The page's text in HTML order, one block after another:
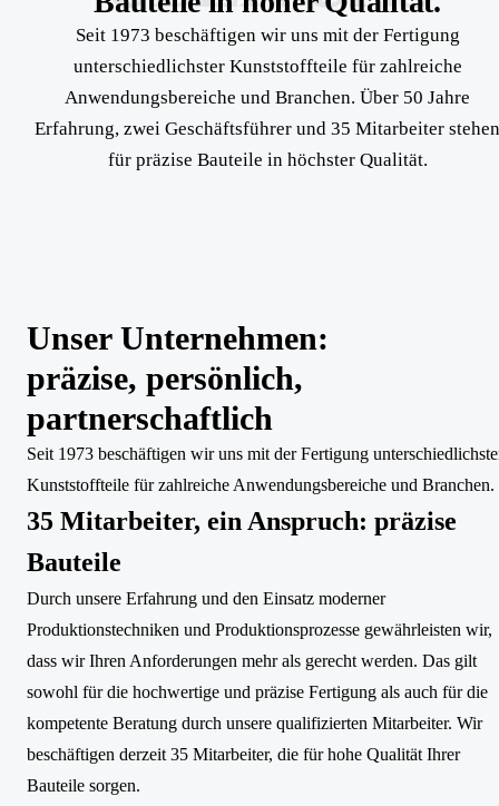
Seit 1973 beschäftigen wir uns mit der Fertigung
unterschiedlichster Kunststoffteile für zahlreiche
Anwendungsbereiche und Branchen. Über 50 Jahre
Erfahrung, zwei Geschäftsführer und 35 Mitarbeiter stehen
für präzise Bauteile in höchster Qualität.
Unser Unternehmen:
präzise, persönlich,
partnerschaftlich
Seit 1973 beschäftigen wir uns mit der Fertigung
Kunststoffteile für zahlreiche Anwendungsbereiche und Branchen.
35 Mitarbeiter, ein Anspruch: präzise
Bauteile
Durch unsere Erfahrung und den Einsatz moderner
Produktionstechniken und Produktionsprozesse gewährleisten wir,
dass wir Ihren Anforderungen mehr als gerecht werden. Das gilt
sowohl für die hochwertige und präzise Fertigung als auch für die
kompetente Beratung durch unsere qualifizierten Mitarbeiter. Wir
beschäftigen derzeit 35 Mitarbeiter, die für hohe Qualität Ihrer
Bauteile sorgen.